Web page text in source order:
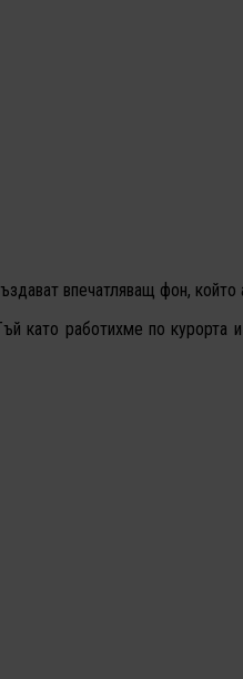
впечатляващ фон, който
работихме по курорта